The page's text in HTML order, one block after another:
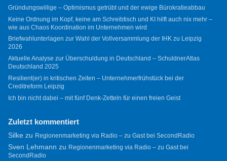
Gründungswillige – Optimismus getrübt und der ewige Bürokratieabbau
Keine Ordnung im Kopf, keine am Schreibtisch und KI hilft auch nix mehr –
wie aus Chaos Koordination im Unternehmen wird
Briefwahlunterlagen zur Wahl der Vollversammlung der IHK zu Leipzig
2026
Aktuelle Analyse zur Überschuldung in Deutschland – SchuldnerAtlas
Deutschland 2025
Resilient(er) in kritischen Zeiten – Unternehmerfrühstück bei der
Creditreform Leipzig
Ich bin nicht dabei – mit fünf Denk-Zetteln für einen freien Geist
Zuletzt kommentiert
Silkezu Regionenmarketing via Radio – zu Gast bei SecondRadio
Sven Lehmann zu Regionenmarketing via Radio – zu Gast bei
SecondRadio